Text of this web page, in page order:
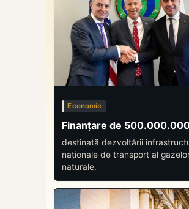
Economie
Finanțare de
destinată dezvoltării
naționale de transport al
naturale.